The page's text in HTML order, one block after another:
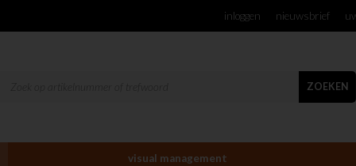
inloggen nieuwsbrief
ZOEKEN
visual management